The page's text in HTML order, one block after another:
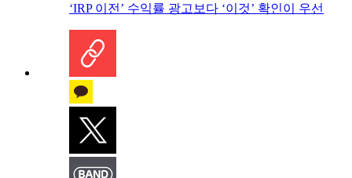
‘IRP 이전’ 수익률 광고보다 ‘이것’ 확인이 우선